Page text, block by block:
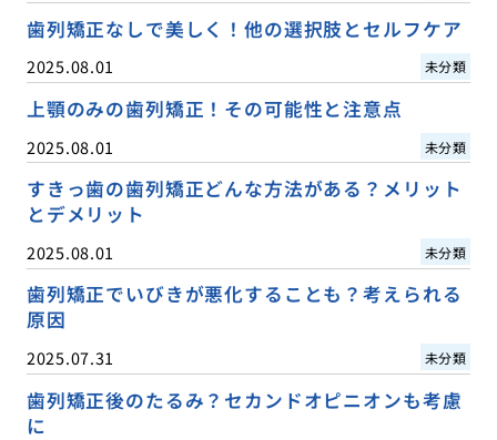
歯列矯正なしで美しく！他の選択肢とセルフケア
2025.08.01 未分類
上顎のみの歯列矯正！その可能性と注意点
2025.08.01 未分類
すきっ歯の歯列矯正どんな方法がある？メリット
とデメリット
2025.08.01 未分類
歯列矯正でいびきが悪化することも？考えられる
原因
2025.07.31 未分類
歯列矯正後のたるみ？セカンドオピニオンも考慮
に